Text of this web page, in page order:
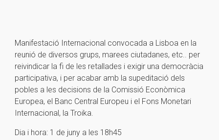
Manifestació Internacional convocada a Lisboa en la
reunió de diversos grups, marees ciutadanes, etc.. per
reivindicar la fi de les retallades i exigir una democràcia
participativa, i per acabar amb la supeditació dels
pobles a les decisions de la Comissió Econòmica
Europea, el Banc Central Europeu i el Fons Monetari
Internacional, la Troika.
Dia i hora: 1 de juny a les 18h45